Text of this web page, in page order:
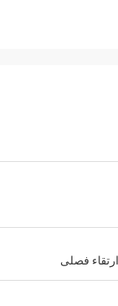
من
فصلی